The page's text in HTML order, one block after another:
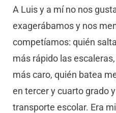
A Luis y a mí no nos
exagerábamos y nos
competíamos: quién
más rápido las
más caro, quién batea
en tercer y cuarto grado
transporte escolar. Era